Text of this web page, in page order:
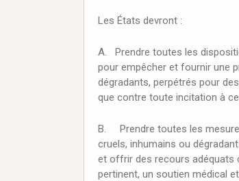
Les États devront :
A. Prendre toutes les
pour empêcher et fournir une
dégradants, perpétrés pour
que contre toute incitation à
B. Prendre toutes les
cruels, inhumains ou
et offrir des recours adéquats
pertinent, un soutien médical